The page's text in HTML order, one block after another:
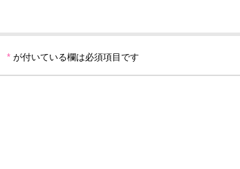
* が付いている欄は必須項目です